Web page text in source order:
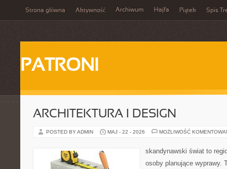
Strona główna Aktywność Archiwum Hajfa Piątek Spis
PATRONI
ARCHITEKTURA I DESIGN
POSTED BY ADMIN MAJ - 22 - 2026 MOŻLIWOŚĆ
skandynawski świat to
osoby planujące wyprawy.